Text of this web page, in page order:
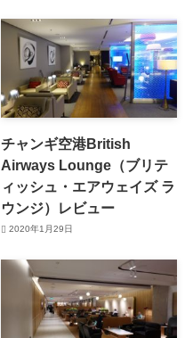
チャンギ空港British
Airways Lounge（ブリテ
ィッシュ・エアウェイズ ラ
ウンジ）レビュー
2020年1月29日